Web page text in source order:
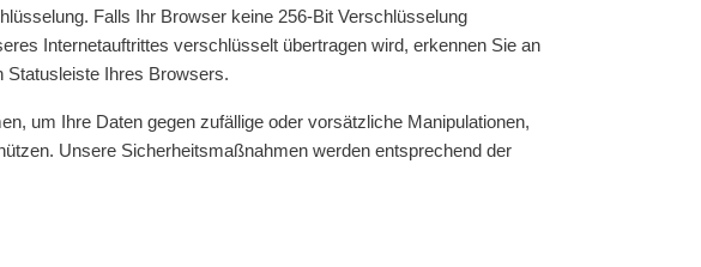
Falls Ihr Browser keine 256-Bit Verschlüsselung
Internetauftrittes verschlüsselt übertragen wird, erkennen Sie an
Ihres Browsers.
um Ihre Daten gegen zufällige oder vorsätzliche Manipulationen,
Unsere Sicherheitsmaßnahmen werden entsprechend der